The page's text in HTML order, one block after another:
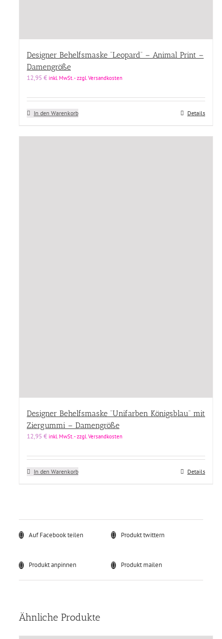
Designer Behelfsmaske “Leopard” – Animal Print –
Damengröße
12,95 € inkl. MwSt. - zzgl. Versandkosten
In den Warenkorb Details
Designer Behelfsmaske “Unifarben Königsblau” mit
Ziergummi – Damengröße
12,95 € inkl. MwSt. - zzgl. Versandkosten
In den Warenkorb Details
Auf Facebook teilen Produkt twittern
Produkt anpinnen Produkt mailen
Ähnliche Produkte